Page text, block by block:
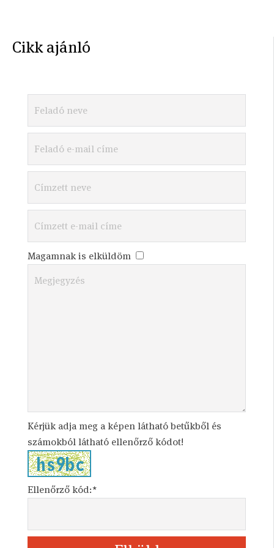
Cikk ajánló
Magamnak is elküldöm
Kérjük adja meg a képen látható betűkből és
számokból látható ellenőrző kódot!
Ellenőrző kód:*